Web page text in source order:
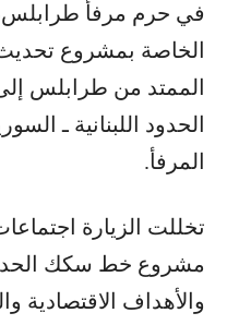
في حرم مرفأ
الخاصة بمشروع
الممتد من طرابلس
الحدود اللبنانية ـ
المرفأ.
تخللت الزيارة
مشروع خط سكك
والأهداف الاقتصادية